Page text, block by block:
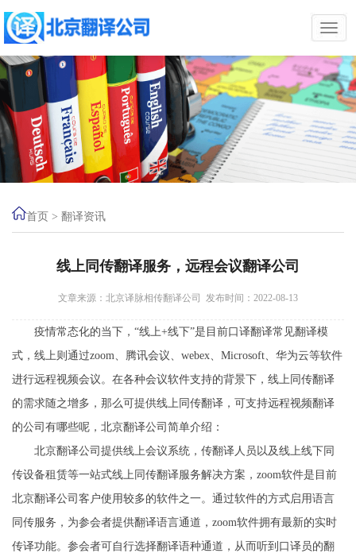
首页 > 翻译资讯
线上同传翻译服务，远程会议翻译公司
文章来源：北京译脉相传翻译公司 发布时间：2022-08-13
疫情常态化的当下，“线上+线下”是目前口译翻译常见翻译模
式，线上则通过zoom、腾讯会议、webex、Microsoft、华为云等软件
进行远程视频会议。在各种会议软件支持的背景下，线上同传翻译
的需求随之增多，那么可提供线上同传翻译，可支持远程视频翻译
的公司有哪些呢，北京翻译公司简单介绍：
北京翻译公司提供线上会议系统，传翻译人员以及线上线下同
传设备租赁等一站式线上同传翻译服务解决方案，zoom软件是目前
北京翻译公司客户使用较多的软件之一。通过软件的方式启用语言
同传服务，为参会者提供翻译语言通道，zoom软件拥有最新的实时
传译功能。参会者可自行选择翻译语种通道，从而听到口译员的翻